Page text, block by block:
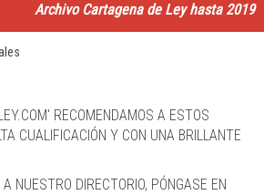
Archivo Cartagena de Ley hasta 2019
RECOMENDAMOS A ESTOS
CUALIFICACIÓN Y CON UNA BRILLANTE
NUESTRO DIRECTORIO, PÓNGASE EN